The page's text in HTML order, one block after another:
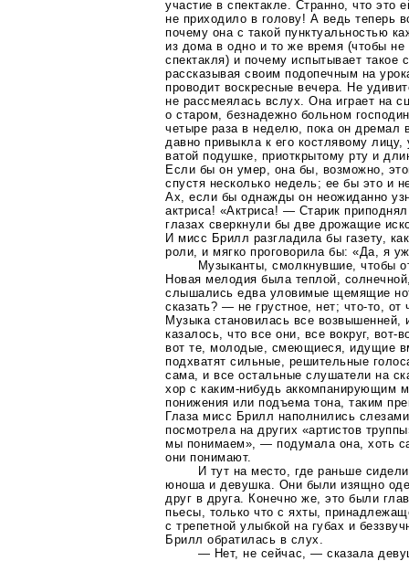
участие в спектакле. Странно, что это
не приходило в голову! А ведь теперь
почему она с такой пунктуальностью
из дома в одно и то же время (чтобы не
спектакля) и почему испытывает такое
рассказывая своим подопечным на
проводит воскресные вечера. Не
не рассмеялась вслух. Она играет на
о старом, безнадежно больном
четыре раза в неделю, пока он
давно привыкла к его костлявому
ватой подушке, приоткрытому рту и
Если бы он умер, она бы, возможно,
спустя несколько недель; ее бы это и
Ах, если бы однажды он неожиданно
актриса! «Актриса! — Старик
глазах сверкнули бы две дрожащие
И мисс Брилл разгладила бы газету,
роли, и мягко проговорила бы: «Да, я
Музыканты, смолкнувшие, чтобы
Новая мелодия была теплой,
слышались едва уловимые щемящие
сказать? — не грустное, нет; что-то ,
Музыка становилась все
казалось, что все они, все вокруг, вот-
вот те, молодые, смеющиеся, идущие
подхватят сильные, решительные
сама, и все остальные слушатели на
хор скаким-нибудь аккомпанирующим
понижения или подъема тона, таким
Глаза мисс Брилл наполнились
посмотрела на других «артистов
мы понимаем», — подумала она, хоть
они понимают.
И тут на место, где раньше
юноша и девушка. Они были изящно
друг в друга. Конечно же, это были
пьесы, только что с яхты,
с трепетной улыбкой на губах и
Брилл обратилась в слух.
— Нет, не сейчас, — сказала